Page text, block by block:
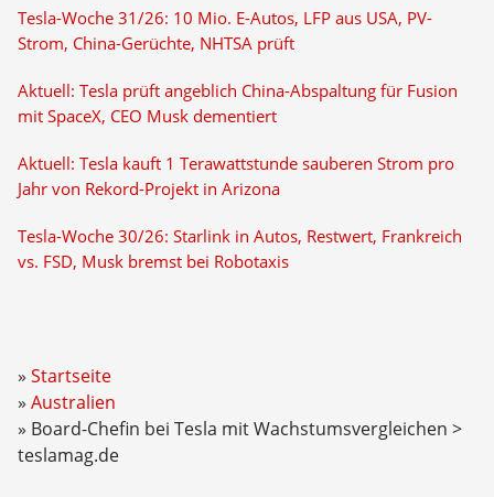
Tesla-Woche 31/26: 10 Mio. E-Autos, LFP aus USA, PV-
Strom, China-Gerüchte, NHTSA prüft
Aktuell: Tesla prüft angeblich China-Abspaltung für Fusion
mit SpaceX, CEO Musk dementiert
Aktuell: Tesla kauft 1 Terawattstunde sauberen Strom pro
Jahr von Rekord-Projekt in Arizona
Tesla-Woche 30/26: Starlink in Autos, Restwert, Frankreich
vs. FSD, Musk bremst bei Robotaxis
Startseite
Australien
Board-Chefin bei Tesla mit Wachstumsvergleichen >
teslamag.de